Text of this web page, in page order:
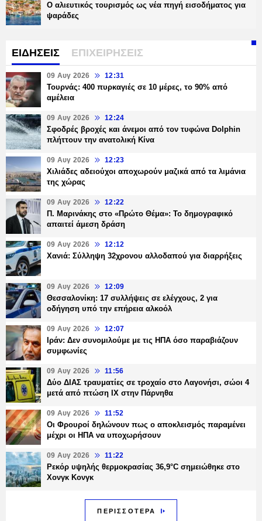
Ο αλιευτικός τουρισμός ως νέα πηγή εισοδήματος για
ψαράδες
ΕΙΔΗΣΕΙΣ ΕΠΙΧΕΙΡΗΣΕΙΣ
09 Αυγ 2026 12:31
Τουρνάς: 400 πυρκαγιές σε 10 μέρες, το 90% από
αμέλεια
09 Αυγ 2026 12:24
Σφοδρές βροχές και άνεμοι από τον τυφώνα Dolphin
πλήττουν την ανατολική Κίνα
09 Αυγ 2026 12:23
Χιλιάδες αδειούχοι αποχωρούν μαζικά από τα λιμάνια
της χώρας
09 Αυγ 2026 12:22
Π. Μαρινάκης στο «Πρώτο Θέμα»: Το δημογραφικό
απαιτεί άμεση δράση
09 Αυγ 2026 12:12
Χανιά: Σύλληψη 32χρονου αλλοδαπού για διαρρήξεις
09 Αυγ 2026 12:09
Θεσσαλονίκη: 17 συλλήψεις σε ελέγχους, 2 για
οδήγηση υπό την επήρεια αλκοόλ
09 Αυγ 2026 12:07
Ιράν: Δεν συνομιλούμε με τις ΗΠΑ όσο παραβιάζουν
συμφωνίες
09 Αυγ 2026 11:56
Δύο ΔΙΑΣ τραυματίες σε τροχαίο στο Λαγονήσι, σώοι 4
μετά από πτώση ΙΧ στην Πάρνηθα
09 Αυγ 2026 11:52
Οι Φρουροί δηλώνουν πως ο αποκλεισμός παραμένει
μέχρι οι ΗΠΑ να υποχωρήσουν
09 Αυγ 2026 11:22
Ρεκόρ υψηλής θερμοκρασίας 36,9°C σημειώθηκε στο
Χονγκ Κονγκ
ΠΕΡΙΣΣΟΤΕΡΑ